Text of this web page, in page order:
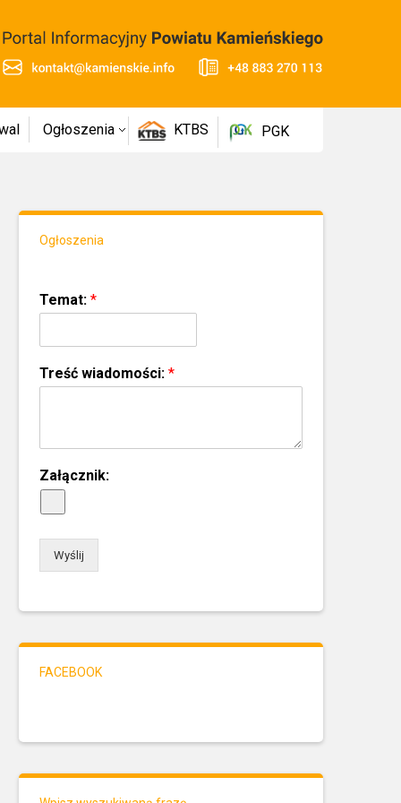
Ogłoszenia KTBS PGK
Ogłoszenia
Temat: *
Treść wiadomości: *
Załącznik:
Wyślij
FACEBOOK